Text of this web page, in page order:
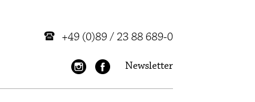
+49 (0)89 / 23 88 689-0
Newsletter